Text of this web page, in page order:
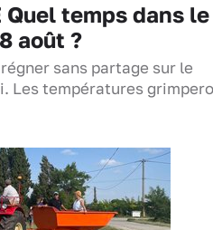
Quel temps dans le
août ?
sans partage sur le
Les températures